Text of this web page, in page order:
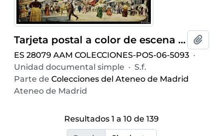
Tarjeta postal a color de escena costumbrista urbana junto a la Puerta Capuana de Nápoles editada por Ditta R. Zedda di Vincenzo Carcavallo & C. en la misma ciudad
ES 28079 AAM COLECCIONES-POS-06-5093 ·
Unidad documental simple · S.f.
Parte de Colecciones del Ateneo de Madrid
Ateneo de Madrid
Resultados 1 a 10 de 139